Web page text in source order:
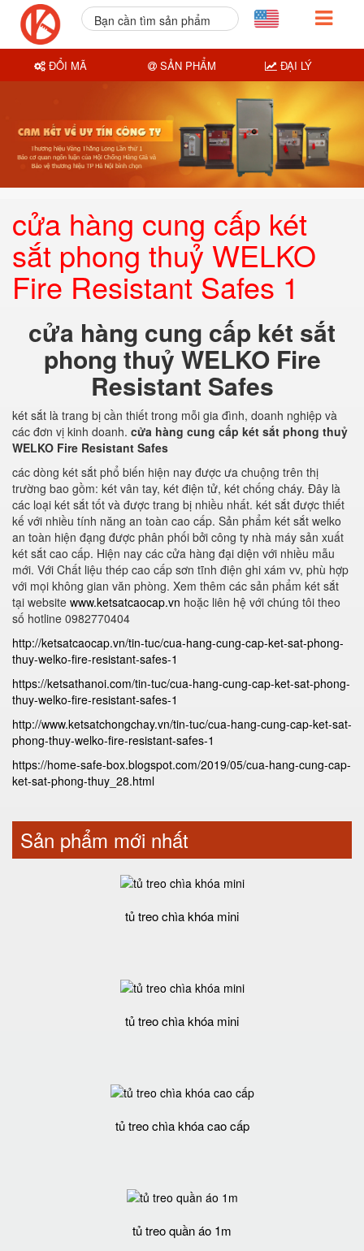
cửa hàng cung cấp két
sắt phong thuỷ WELKO
Fire Resistant Safes 1
cửa hàng cung cấp két sắt
phong thuỷ WELKO Fire
Resistant Safes
két sắt là trang bị cần thiết trong mỗi gia đình, doanh nghiệp và
các đơn vị kinh doanh. cửa hàng cung cấp két sắt phong thuỷ
WELKO Fire Resistant Safes
các dòng két sắt phổ biến hiện nay được ưa chuộng trên thị
trường bao gồm: két vân tay, két điện tử, két chống cháy. Đây là
các loại két sắt tốt và được trang bị nhiều nhất. két sắt được thiết
kế với nhiều tính năng an toàn cao cấp. Sản phẩm két sắt welko
an toàn hiện đạng được phân phối bởi công ty nhà máy sản xuất
két sắt cao cấp. Hiện nay các cửa hàng đại diện với nhiều mẫu
mới. Với Chất liệu thép cao cấp sơn tĩnh điện ghi xám vv, phù hợp
với mọi không gian văn phòng. Xem thêm các sản phẩm két sắt
tại website www.ketsatcaocap.vn hoặc liên hệ với chúng tôi theo
số hotline 0982770404
http://ketsatcaocap.vn/tin-tuc/cua-hang-cung-cap-ket-sat-phong-
thuy-welko-fire-resistant-safes-1
https://ketsathanoi.com/tin-tuc/cua-hang-cung-cap-ket-sat-phong-
thuy-welko-fire-resistant-safes-1
http://www.ketsatchongchay.vn/tin-tuc/cua-hang-cung-cap-ket-sat-
phong-thuy-welko-fire-resistant-safes-1
https://home-safe-box.blogspot.com/2019/05/cua-hang-cung-cap-
ket-sat-phong-thuy_28.html
Sản phẩm mới nhất
tủ treo chìa khóa mini
tủ treo chìa khóa mini
tủ treo chìa khóa cao cấp
tủ treo quần áo 1m
Bạn cần tìm sản phẩm
ĐỔI MÃ SẢN PHẨM ĐẠI LÝ